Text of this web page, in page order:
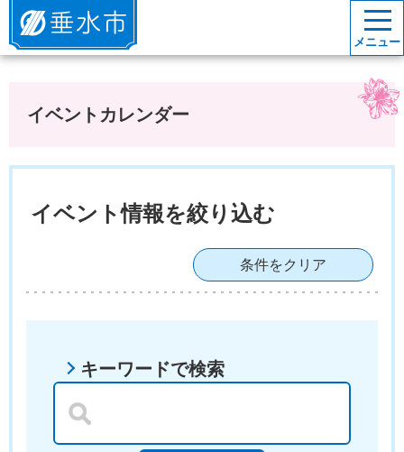
垂水市
メニュー
イベントカレンダー
イベント情報を絞り込む
条件をクリア
キーワードで検索